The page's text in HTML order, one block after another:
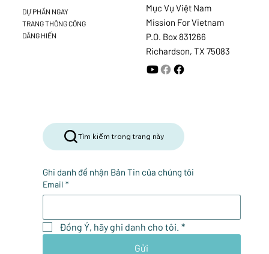
Tìm kiếm trong trang này
Ghi danh để nhận Bản Tin của chúng tôi
Email *
Đồng Ý, hãy ghi danh cho tôi. *
Gửi
Mục Vụ Việt Nam
Mission For Vietnam
P.O. Box 831266
Richardson, TX 75083
DỰ PHẦN NGAY
TRANG THÔNG CÔNG
DÂNG HIẾN